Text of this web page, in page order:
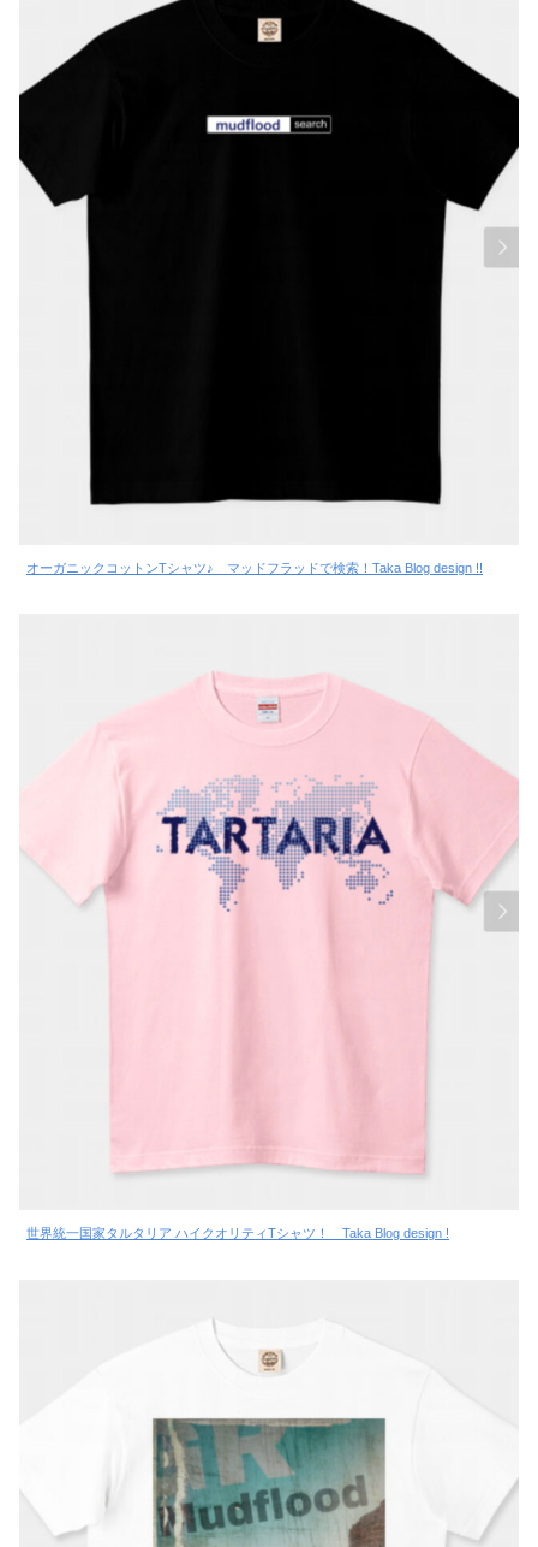
オーガニックコットンTシャツ♪ マッドフラッドで検索！Taka Blog design !!
世界統一国家タルタリア ハイクオリティTシャツ！ Taka Blog design !